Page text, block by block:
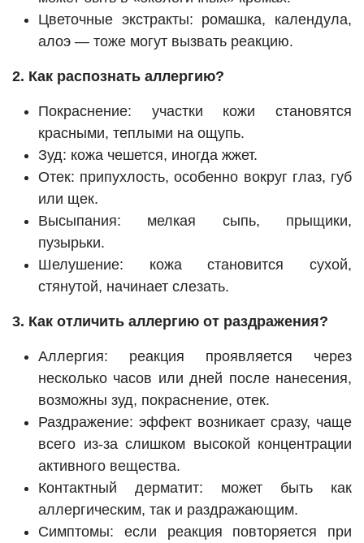
Цветочные экстракты: ромашка, календула,
алоэ — тоже могут вызвать реакцию.
2. Как распознать аллергию?
Покраснение: участки кожи становятся
красными, теплыми на ощупь.
Зуд: кожа чешется, иногда жжет.
Отек: припухлость, особенно вокруг глаз, губ
или щек.
Высыпания: мелкая сыпь, прыщики,
пузырьки.
Шелушение: кожа становится сухой,
стянутой, начинает слезать.
3. Как отличить аллергию от раздражения?
Аллергия: реакция проявляется через
несколько часов или дней после нанесения,
возможны зуд, покраснение, отек.
Раздражение: эффект возникает сразу, чаще
всего из-за слишком высокой концентрации
активного вещества.
Контактный дерматит: может быть как
аллергическим, так и раздражающим.
Симптомы: если реакция повторяется при